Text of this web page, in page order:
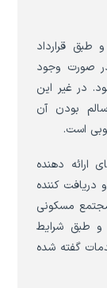
قرارداد
صورت وجود
در غیر این
بودن آن
است.
ارائه دهنده
دریافت کننده
مسکونی
و طبق شرایط
گفته شده